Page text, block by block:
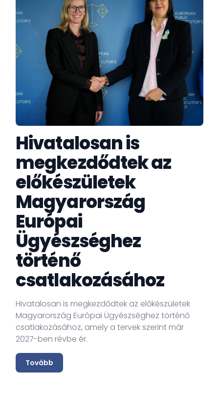
Hivatalosan is
megkezdődtek az
előkészületek
Magyarország
Európai
Ügyészséghez
történő
csatlakozásához
Hivatalosan is megkezdődtek az előkészületek
Magyarország Európai Ügyészséghez történő
csatlakozásához, amely a tervek szerint már
2027-ben révbe ér.
Tovább